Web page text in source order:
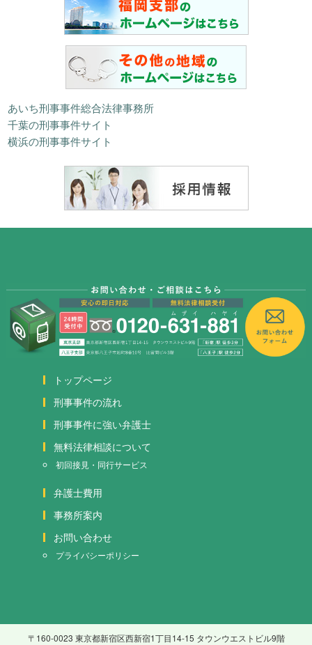
あいち刑事事件総合法律事務所
千葉の刑事事件サイト
横浜の刑事事件サイト
トップページ
刑事事件の流れ
刑事事件に強い弁護士
無料法律相談について
初回接見・同行サービス
弁護士費用
事務所案内
お問い合わせ
プライバシーポリシー
〒160-0023 東京都新宿区西新宿1丁目14-15 タウンウエストビル9階